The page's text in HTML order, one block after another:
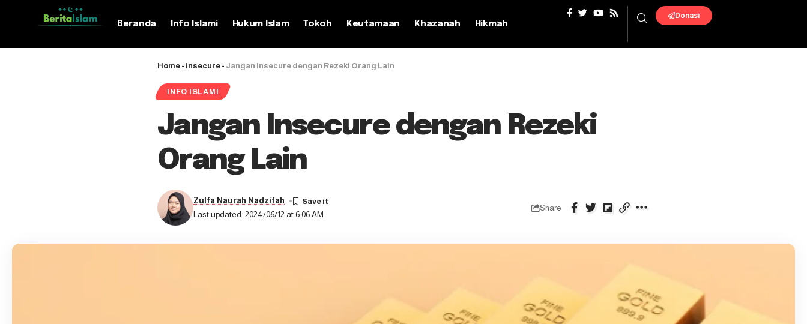
Beranda Info Islami Hukum Islam Tokoh Keutamaan Khazanah Hikmah
Donasi
Home - insecure - Jangan Insecure dengan Rezeki Orang Lain
INFO ISLAMI
Jangan Insecure dengan Rezeki
Orang Lain
Last updated: 2024/06/12 at 6:06 AM
Zulfa Naurah Nadzifah
Share